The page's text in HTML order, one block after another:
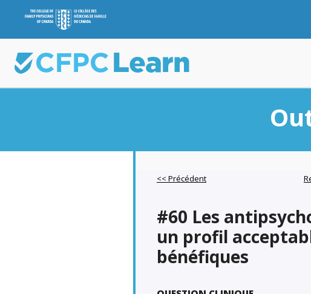
<< Précédent
#60 Les
un profil
bénéfiques